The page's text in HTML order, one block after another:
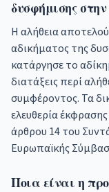
δυσφήμισης
Η αλήθεια
αδικήματος της
κατάργησε το
διατάξεις περί
συμφέροντος. Τα
ελευθερία
άρθρου 14 του
Ευρωπαϊκής
Ποια είναι η